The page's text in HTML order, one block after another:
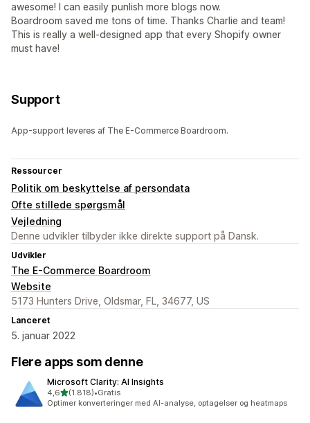
awesome! I can easily punlish more blogs now.
Boardroom saved me tons of time. Thanks Charlie and team!
This is really a well-designed app that every Shopify owner
must have!
Support
App-support leveres af The E-Commerce Boardroom.
Ressourcer
Politik om beskyttelse af persondata
Ofte stillede spørgsmål
Vejledning
Denne udvikler tilbyder ikke direkte support på Dansk.
Udvikler
The E-Commerce Boardroom
Website
5173 Hunters Drive, Oldsmar, FL, 34677, US
Lanceret
5. januar 2022
Flere apps som denne
Microsoft Clarity: AI Insights
4,6ud af 5 stjerner
(1.818)
1818 anmeldelser i alt
•Gratis
Optimer konverteringer med AI-analyse, optagelser og heatmaps